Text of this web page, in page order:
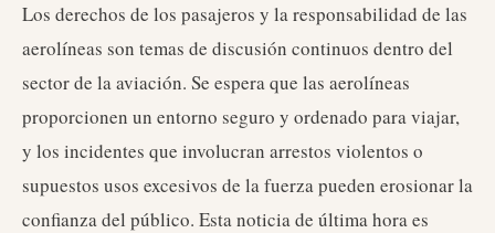
Los derechos de los pasajeros y la responsabilidad de las
aerolíneas son temas de discusión continuos dentro del
sector de la aviación. Se espera que las aerolíneas
proporcionen un entorno seguro y ordenado para viajar,
y los incidentes que involucran arrestos violentos o
supuestos usos excesivos de la fuerza pueden erosionar la
confianza del público. Esta noticia de última hora es